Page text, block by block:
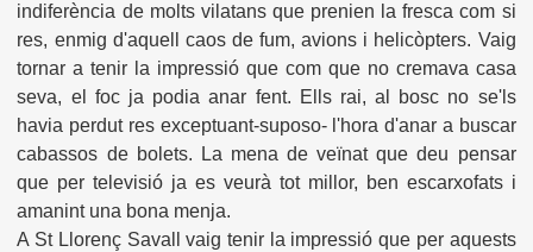
indiferència de molts vilatans que prenien la fresca com si
res, enmig d'aquell caos de fum, avions i helicòpters. Vaig
tornar a tenir la impressió que com que no cremava casa
seva, el foc ja podia anar fent. Ells rai, al bosc no se'ls
havia perdut res exceptuant-suposo- l'hora d'anar a buscar
cabassos de bolets. La mena de veïnat que deu pensar
que per televisió ja es veurà tot millor, ben escarxofats i
amanint una bona menja.
A St Llorenç Savall vaig tenir la impressió que per aquests